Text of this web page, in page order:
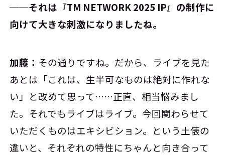
──それは『TM NETWORK 2025 IP』の制作に
向けて大きな刺激になりましたね。
加藤： その通りですね。だから、ライブを見た
あとは「これは、生半可なものは絶対に作れな
い」と改めて思って……正直、相当悩みまし
た。それでもライブはライブ。今回関わらせて
いただくものはエキシビション。という土俵の
違いと、それぞれの特性にちゃんと向き合って